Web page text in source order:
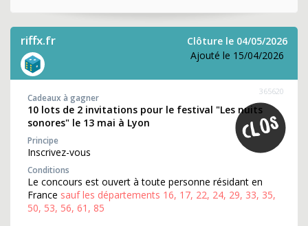
riffx.fr
Clôture le 04/05/2026
Ajouté le 15/04/2026
365620
Cadeaux à gagner
10 lots de 2 invitations pour le festival "Les nuits
sonores" le 13 mai à Lyon
Principe
Inscrivez-vous
Conditions
Le concours est ouvert à toute personne résidant en
France sauf les départements 16, 17, 22, 24, 29, 33, 35,
50, 53, 56, 61, 85